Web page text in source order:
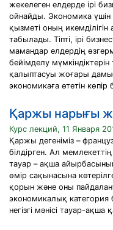
жекелеген елдерде ірі
ойнайды. Экономика
қызметі оның
табылады. Тіпті, ірі
мамандар елдердің
бейімделу
қалыптасуы жоғары
экономикаға өтетін
Қаржы нарығы
Курс лекций, 11 Января
Қаржы дегеніміз –
білдірген. Ал
тауар – ақша
өмір сақынасына
қорын және оны
экономикалық
негізгі мәнісі тауар-